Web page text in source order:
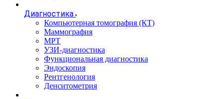
Диагностика
Компьютерная томография (КТ)
Маммография
МРТ
УЗИ-диагностика
Функциональная диагностика
Эндоскопия
Рентгенология
Денситометрия